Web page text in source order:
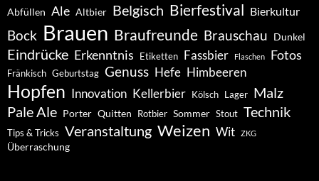
Abfüllen Ale Altbier Belgisch Bierfestival Bierkultur
Bock Brauen Braufreunde Brauschau Dunkel
Eindrücke Erkenntnis Etiketten Fassbier Flaschen Fotos
Fränkisch Geburtstag Genuss Hefe Himbeeren
Hopfen Innovation Kellerbier Kölsch Lager Malz
Pale Ale Porter Quitten Rotbier Sommer Stout Technik
Tips & Tricks Veranstaltung Weizen Wit ZKG
Überraschung